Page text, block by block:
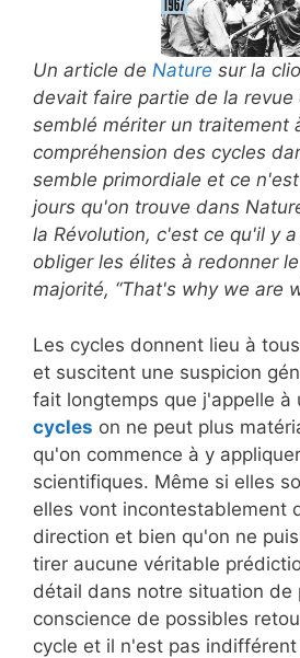
Un article de Nature sur la
devait faire partie de la revue
semblé mériter un traitement
compréhension des cycles
semble primordiale et ce
jours qu'on trouve dans
la Révolution, c'est ce qu'il y
obliger les élites à redonner
majorité, “That's why we are
Les cycles donnent lieu à
et suscitent une suspicion
fait longtemps que j'appelle à
cycles on ne peut plus
qu'on commence à y
scientifiques. Même si elles
elles vont incontestablement
direction et bien qu'on ne
tirer aucune véritable
détail dans notre situation de
conscience de possibles
cycle et il n'est pas